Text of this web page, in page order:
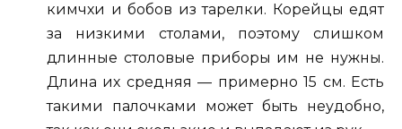
кимчхи и бобов из тарелки. Корейцы едят
за низкими столами, поэтому слишком
длинные столовые приборы им не нужны.
Длина их средняя — примерно 15 см. Есть
такими палочками может быть неудобно,